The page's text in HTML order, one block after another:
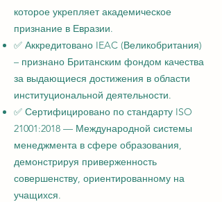
которое укрепляет академическое
признание в Евразии.
✅ Аккредитовано IEAC (Великобритания)
– признано Британским фондом качества
за выдающиеся достижения в области
институциональной деятельности.
✅ Сертифицировано по стандарту ISO
21001:2018 — Международной системы
менеджмента в сфере образования,
демонстрируя приверженность
совершенству, ориентированному на
учащихся.